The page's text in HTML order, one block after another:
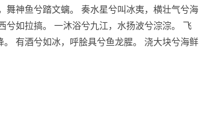
舞神鱼兮踏文螭。 奏水星兮叫冰夷，横壮气兮海
兮如拉搞。 一沐浴兮九江，水扬波兮淙淙。 飞
有酒兮如冰，呼脍具兮鱼龙腥。 浇大块兮海鲜